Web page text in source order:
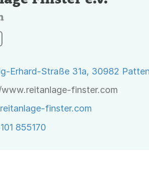
Erhard-Straße 31a, 30982
finster.com
reitanlage-finster.com
855170